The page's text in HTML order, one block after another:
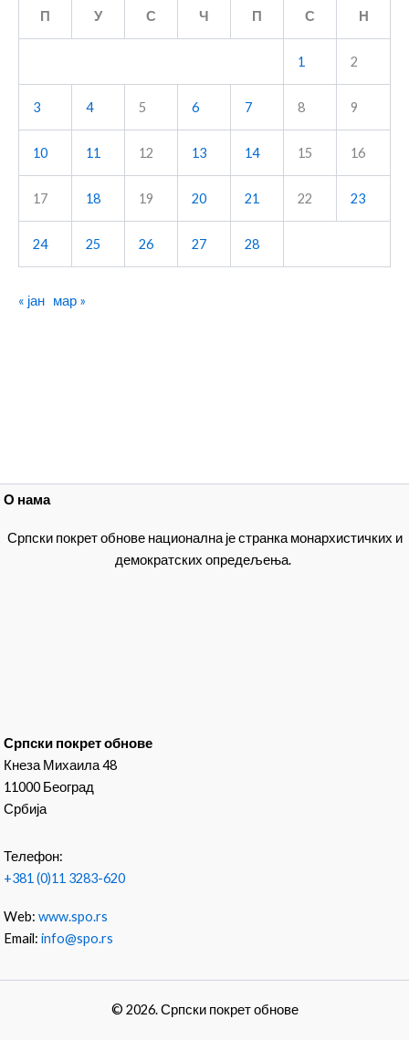
П У С Ч П С Н
1 2
3 4 5 6 7 8 9
10 11 12 13 14 15 16
17 18 19 20 21 22 23
24 25 26 27 28
« јан мар »
О нама
Српски покрет обнове национална је странка монархистичких и
демократских опредељења.
Српски покрет обнове
Кнеза Михаила 48
11000 Београд
Србија
Телефон:
+381 (0)11 3283-620
Web:www.spo.rs
Email:info@spo.rs
© 2026. Српски покрет обнове